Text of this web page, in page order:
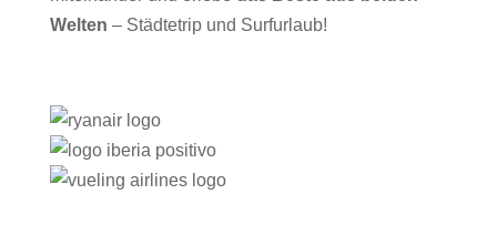
Welten – Städtetrip und Surfurlaub!